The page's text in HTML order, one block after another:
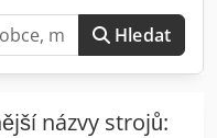
Hledat
názvy strojů: